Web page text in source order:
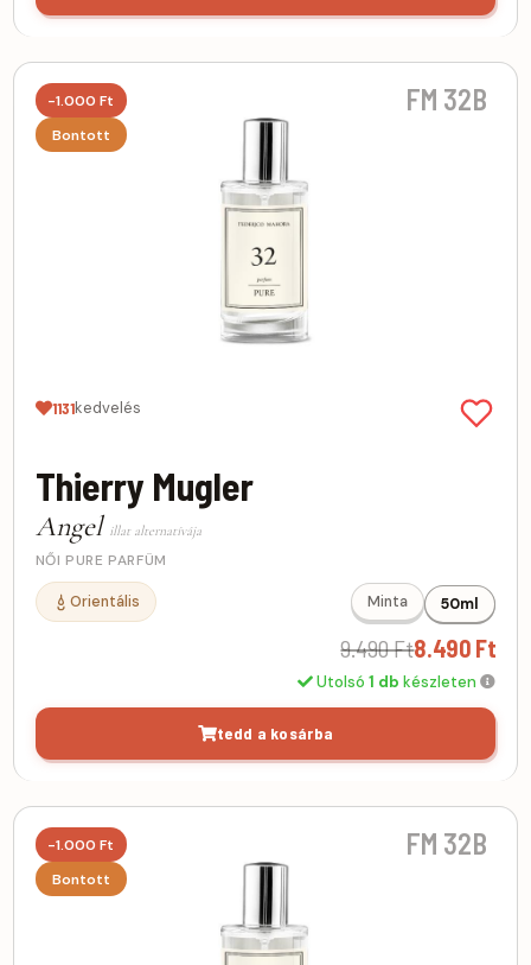
-1.000 Ft
Bontott
FM 32B
1131kedvelés
Thierry Mugler
Angel illat alternatívája
NŐI PURE PARFÜM
Orientális Minta 50ml
9.490 Ft8.490 Ft
Utolsó1 db készleten
tedd a kosárba
-1.000 Ft
Bontott
FM 32B